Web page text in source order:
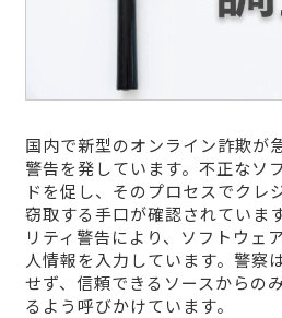
国内で新型のオンライン詐欺が
警告を発しています。不正なソ
ドを促し、そのプロセスでクレ
窃取する手口が確認されていま
リティ警告により、ソフトウェ
人情報を入力しています。警察
せず、信頼できるソースからの
るよう呼びかけています。